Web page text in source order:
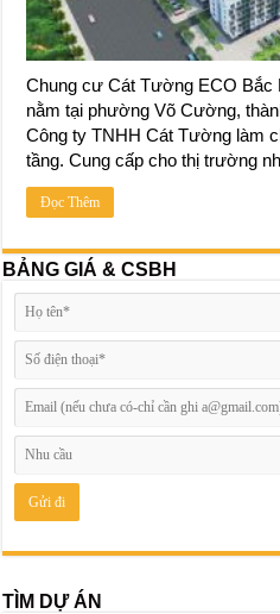
Chung cư Cát Tường ECO Bắc
nằm tại phường Võ Cường,
Công ty TNHH Cát Tường làm
tầng. Cung cấp cho thị trường
Đọc Thêm
BẢNG GIÁ & CSBH
TÌM DỰ ÁN